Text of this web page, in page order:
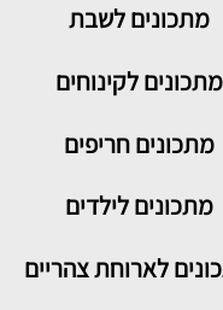
מתכוניםלשבת
מתכונים לקינוחים
מתכונים חריפים
מתכונים לילדים
לארוחת צהריים